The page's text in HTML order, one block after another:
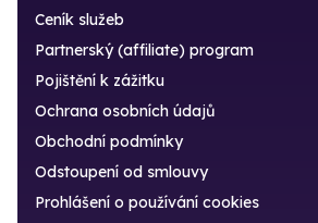
Ceník služeb
Partnerský (affiliate) program
Pojištění k zážitku
Ochrana osobních údajů
Obchodní podmínky
Odstoupení od smlouvy
Prohlášení o používání cookies